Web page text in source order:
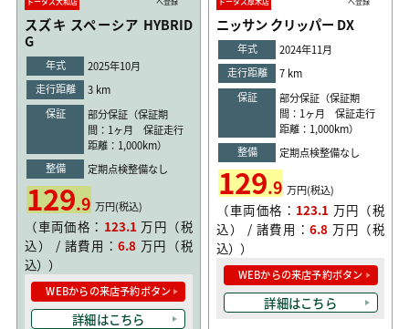
スズキ スペーシア HYBRID
G
年式
2025年10月
走行距離
3 km
保証
部分保証（保証期
間：1ヶ月 保証走行
距離：1,000km）
整備
定期点検整備なし
129.9 万円(税込)
（車両価格： 123.1 万円（税
込） / 諸費用：6.8 万円（税
込））
WEBからの来店予約ボタン
詳細はこちら
ニッサン クリッパー DX
年式
2024年11月
走行距離
7 km
保証
部分保証（保証期
間：1ヶ月 保証走行
距離：1,000km）
整備
定期点検整備なし
129.9 万円(税込)
（車両価格： 123.1 万円（税
込） / 諸費用：6.8 万円（税
込））
WEBからの来店予約ボタン
詳細はこちら